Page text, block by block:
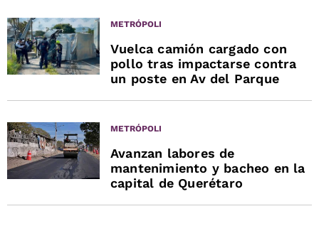
METRÓPOLI
Vuelca camión cargado con
pollo tras impactarse contra
un poste en Av del Parque
METRÓPOLI
Avanzan labores de
mantenimiento y bacheo en la
capital de Querétaro